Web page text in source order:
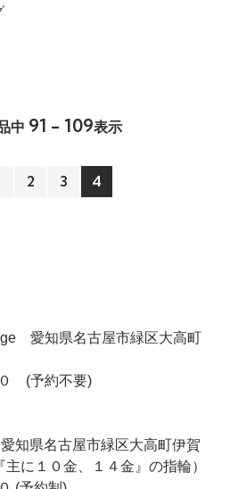
中 91 - 109表示
2 3 4
愛知県名古屋市緑区大高町
０ (予約不要)
知県名古屋市緑区大高町伊賀
に１０金、１４金』の指輪）